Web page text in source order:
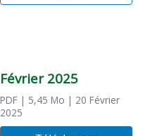
Février 2025
PDF | 5,45 Mo | 20 Février
2025